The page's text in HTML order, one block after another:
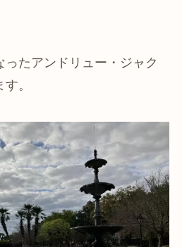
たアンドリュー・ジャク
。